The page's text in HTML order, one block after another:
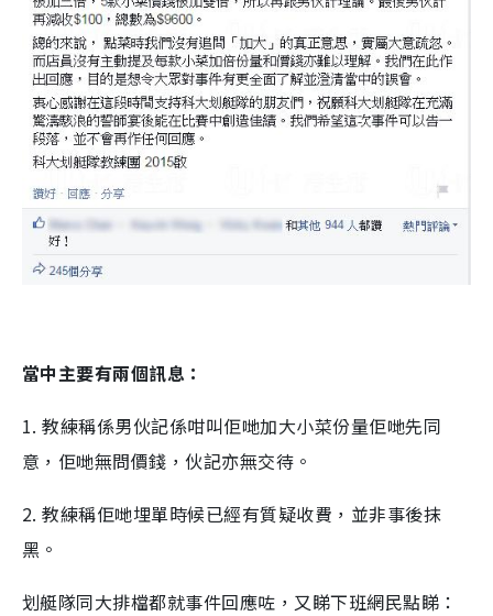
當中主要有兩個訊息：
1. 教練稱係男伙記係咁叫佢哋加大小菜份量佢哋先同
意，佢哋無問價錢，伙記亦無交待。
2. 教練稱佢哋埋單時候已經有質疑收費，並非事後抹
黑。
划艇隊同大排檔都就事件回應咗，又睇下班網民點睇：